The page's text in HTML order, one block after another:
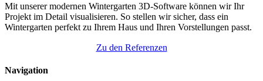
Mit unserer modernen Wintergarten 3D-Software können wir Ihr
Projekt im Detail visualisieren. So stellen wir sicher, dass ein
Wintergarten perfekt zu Ihrem Haus und Ihren Vorstellungen passt.
Zu den Referenzen
Navigation